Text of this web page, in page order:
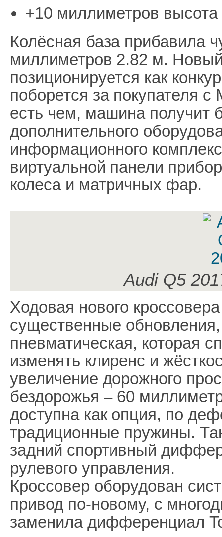
+10 миллиметров
Колёсная база прибавила
миллиметров 2.82 м.
позиционируется как
поборется за покупателя
есть чем, машина получит
дополнительного
информационного
виртуальной панели
колеса и матричных фар.
Audi Q5
Ходовая нового
существенные
пневматическая, которая
изменять клиренс и
увеличение дорожного
бездорожья – 60
доступна как опция, по
традиционные пружины.
задний спортивный
рулевого управления.
Кроссовер оборудован
привод по-новому, с
заменила дифференциал